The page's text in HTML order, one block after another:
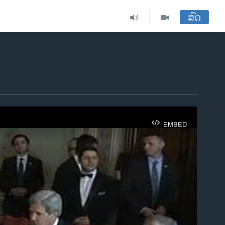
ສົດ
EMBED